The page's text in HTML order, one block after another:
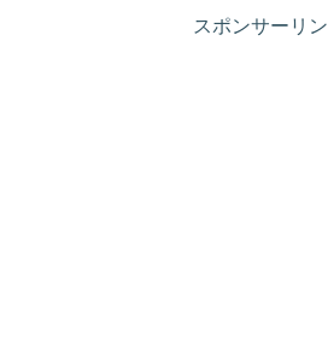
スポンサーリ